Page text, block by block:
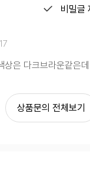
비밀글
상품문의 전체보기